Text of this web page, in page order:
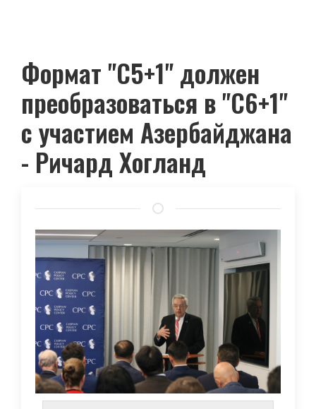
Формат "С5+1" должен
преобразоваться в "С6+1"
с участием Азербайджана
- Ричард Хогланд